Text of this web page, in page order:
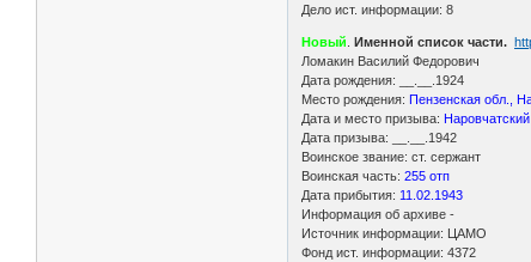
Дело ист. информации: 8
Новый .Именной список части.
Ломакин Василий Федорович
Дата рождения: __.__.1924
Место рождения: Пензенская обл.,
Дата и место призыва:
Дата призыва: __.__.1942
Воинское звание: ст. сержант
Воинская часть:255 отп
Дата прибытия: 11.02.1943
Информация об архиве -
Источник информации: ЦАМО
Фонд ист. информации: 4372